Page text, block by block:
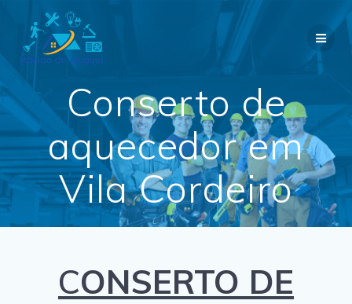
Conserto de
aquecedor em
Vila Cordeiro
CONSERTO DE